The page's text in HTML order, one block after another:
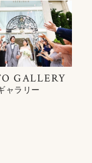
GALLERY
ャラリー